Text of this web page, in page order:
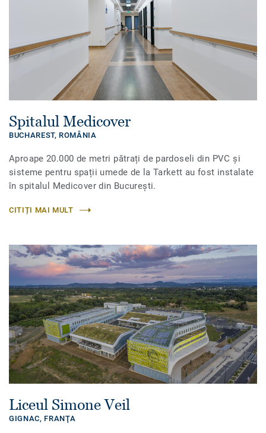
Spitalul Medicover
BUCHAREST, ROMÂNIA
Aproape 20.000 de metri pătrați de pardoseli din PVC și
sisteme pentru spații umede de la Tarkett au fost instalate
în spitalul Medicover din București.
CITIȚI MAI MULT
Liceul Simone Veil
GIGNAC, FRANŢA